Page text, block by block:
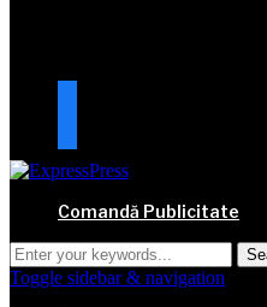
Comandă Publicitate
Toggle sidebar & navigation